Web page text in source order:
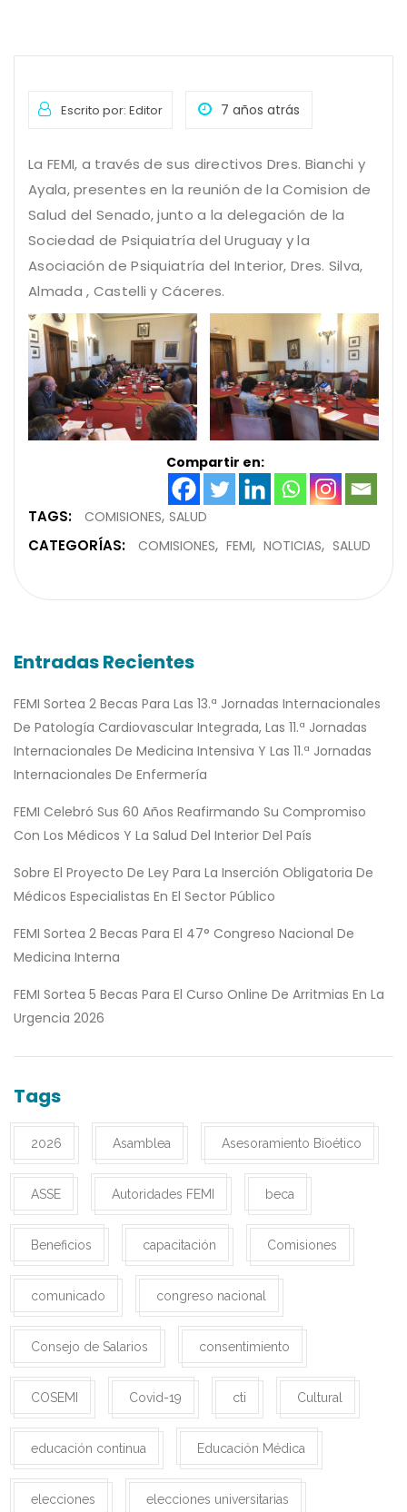
Escrito por: Editor 7 años atrás
La FEMI, a través de sus directivos Dres. Bianchi y
Ayala, presentes en la reunión de la Comision de
Salud del Senado, junto a la delegación de la
Sociedad de Psiquiatría del Uruguay y la
Asociación de Psiquiatría del Interior, Dres. Silva,
Almada , Castelli y Cáceres.
Compartir en:
TAGS: COMISIONES SALUD
CATEGORÍAS: COMISIONES FEMI NOTICIAS SALUD
Entradas Recientes
FEMI Sortea 2 Becas Para Las 13.ª Jornadas Internacionales
De Patología Cardiovascular Integrada, Las 11.ª Jornadas
Internacionales De Medicina Intensiva Y Las 11.ª Jornadas
Internacionales De Enfermería
FEMI Celebró Sus 60 Años Reafirmando Su Compromiso
Con Los Médicos Y La Salud Del Interior Del País
Sobre El Proyecto De Ley Para La Inserción Obligatoria De
Médicos Especialistas En El Sector Público
FEMI Sortea 2 Becas Para El 47° Congreso Nacional De
Medicina Interna
FEMI Sortea 5 Becas Para El Curso Online De Arritmias En La
Urgencia 2026
Tags
2026 Asamblea Asesoramiento Bioético
ASSE Autoridades FEMI beca
Beneficios capacitación Comisiones
comunicado congreso nacional
Consejo de Salarios consentimiento
COSEMI Covid-19 cti Cultural
educación continua Educación Médica
elecciones elecciones universitarias